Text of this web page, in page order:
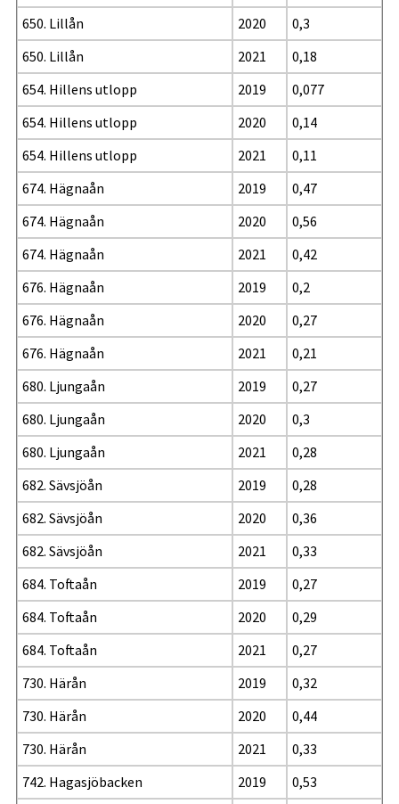
650. Lillån
2020
0,3
650. Lillån
2021
0,18
654. Hillens utlopp
2019
0,077
654. Hillens utlopp
2020
0,14
654. Hillens utlopp
2021
0,11
674. Hägnaån
2019
0,47
674. Hägnaån
2020
0,56
674. Hägnaån
2021
0,42
676. Hägnaån
2019
0,2
676. Hägnaån
2020
0,27
676. Hägnaån
2021
0,21
680. Ljungaån
2019
0,27
680. Ljungaån
2020
0,3
680. Ljungaån
2021
0,28
682. Sävsjöån
2019
0,28
682. Sävsjöån
2020
0,36
682. Sävsjöån
2021
0,33
684. Toftaån
2019
0,27
684. Toftaån
2020
0,29
684. Toftaån
2021
0,27
730. Härån
2019
0,32
730. Härån
2020
0,44
730. Härån
2021
0,33
742. Hagasjöbacken
2019
0,53